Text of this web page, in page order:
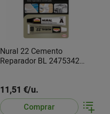
Nural 22 Cemento
Reparador BL 2475342
11,51 €/u.
Comprar